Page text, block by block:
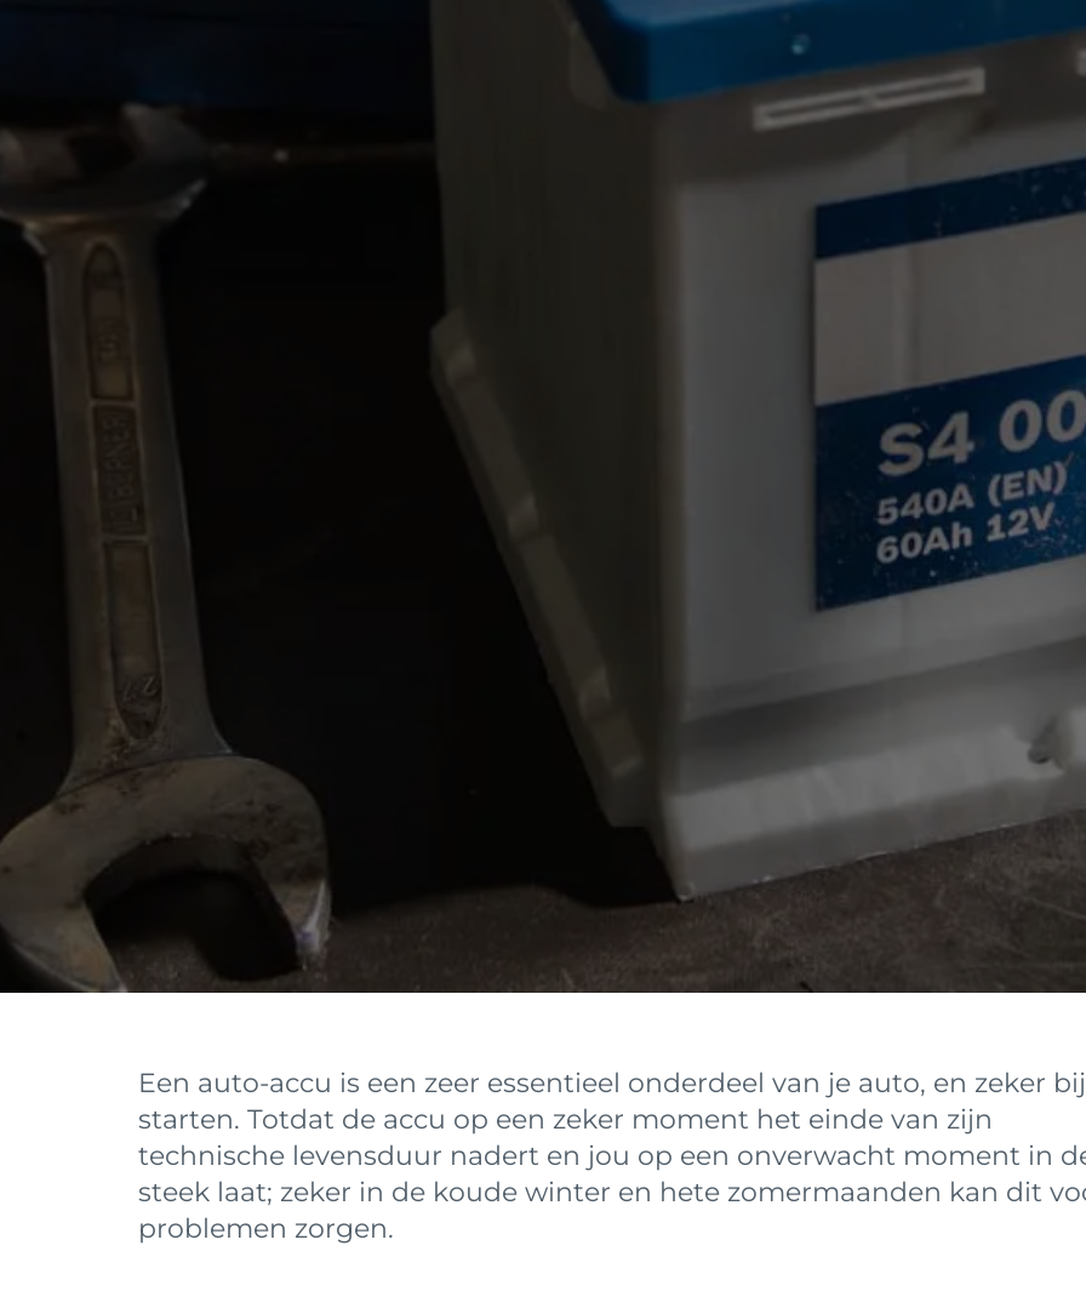
Een auto-accu is een zeer essentieel onderdeel van je auto, en zeker
starten. Totdat de accu op een zeker moment het einde van zijn
technische levensduur nadert en jou op een onverwacht moment in
steek laat; zeker in de koude winter en hete zomermaanden kan dit
problemen zorgen.